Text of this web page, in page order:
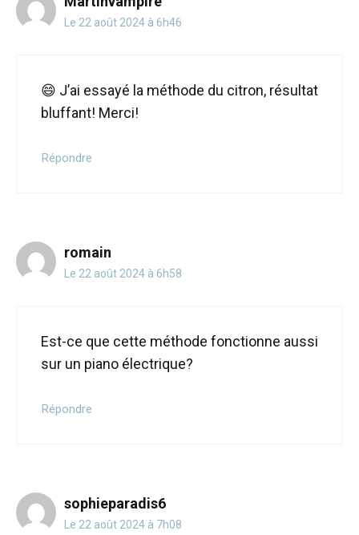
Le 22 août 2024 à 6h46
😄 J’ai essayé la méthode du citron, résultat
bluffant! Merci!
Répondre
romain
Le 22 août 2024 à 6h58
Est-ce que cette méthode fonctionne aussi
sur un piano électrique?
Répondre
sophieparadis6
Le 22 août 2024 à 7h08